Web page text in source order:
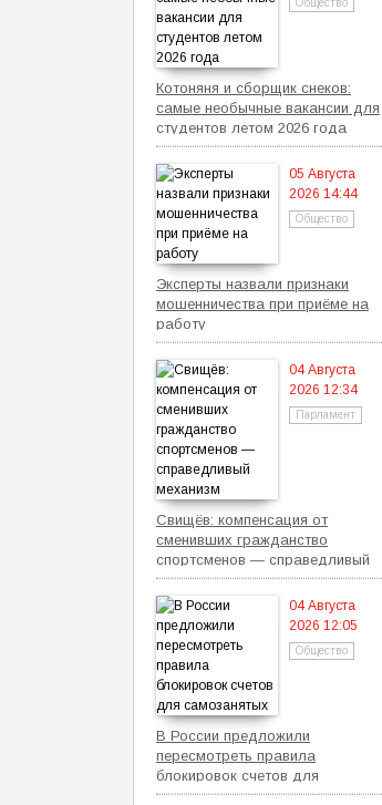
Общество
Котоняня и сборщик снеков:
самые необычные вакансии для
студентов летом 2026 года
05 Августа
2026 14:44
Общество
Эксперты назвали признаки
мошенничества при приёме на
работу
04 Августа
2026 12:34
Парламент
Свищёв: компенсация от
сменивших гражданство
спортсменов — справедливый
механизм
04 Августа
2026 12:05
Общество
В России предложили
пересмотреть правила
блокировок счетов для
самозанятых